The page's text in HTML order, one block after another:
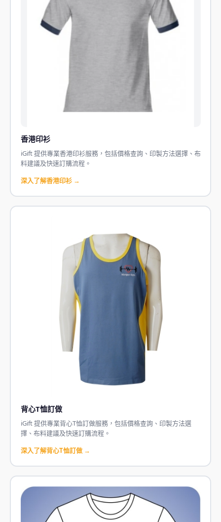
香港印衫
iGift 提供專業香港印衫服務，包括價格查詢、印製方法選擇、布
料建議及快速訂購流程。
深入了解香港印衫 →
背心T恤訂做
iGift 提供專業背心T恤訂做服務，包括價格查詢、印製方法選
擇、布料建議及快速訂購流程。
深入了解背心T恤訂做 →